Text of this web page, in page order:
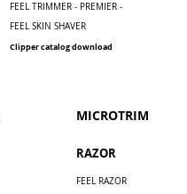
FEEL TRIMMER - PREMIER -
FEEL SKIN SHAVER
Clipper catalog download
​MICROTRIM
RAZOR
FEEL RAZOR